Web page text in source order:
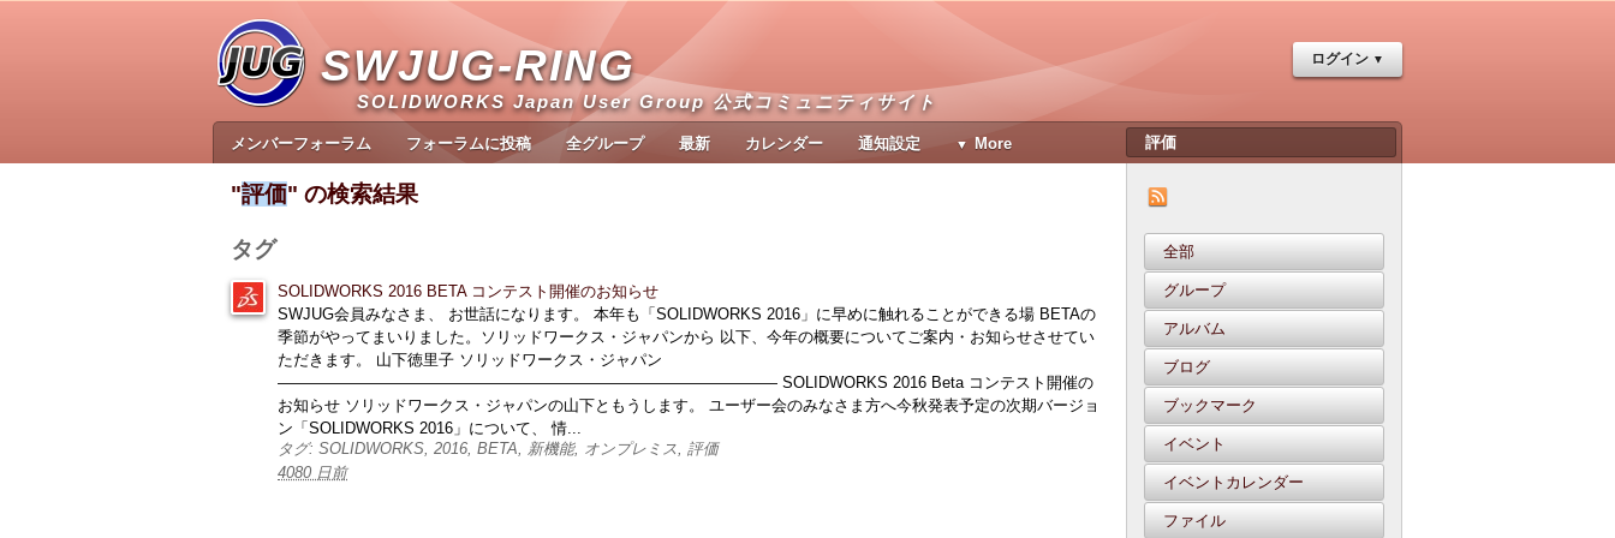
SWJUG-RING
SOLIDWORKS Japan User Group 公式コミュニティサイト
ログイン
メンバーフォーラム フォーラムに投稿 全グループ 最新 カレンダー 通知設定 More
全部
グループ
アルバム
ブログ
ブックマーク
イベント
イベントカレンダー
ファイル
"評価" の検索結果
タグ
SOLIDWORKS 2016 BETA コンテスト開催のお知らせ
SWJUG会員みなさま、 お世話になります。 本年も「SOLIDWORKS 2016」に早めに触れることができる場 BETAの
季節がやってまいりました。ソリッドワークス・ジャパンから 以下、今年の概要についてご案内・お知らせさせてい
ただきます。 山下徳里子 ソリッドワークス・ジャパン
―――――――――――――――――――――――――――――――― SOLIDWORKS 2016 Beta コンテスト開催の
お知らせ ソリッドワークス・ジャパンの山下ともうします。 ユーザー会のみなさま方へ今秋発表予定の次期バージョ
ン「SOLIDWORKS 2016」について、 情...
タグ: SOLIDWORKS, 2016, BETA, 新機能, オンプレミス, 評価
4080 日前